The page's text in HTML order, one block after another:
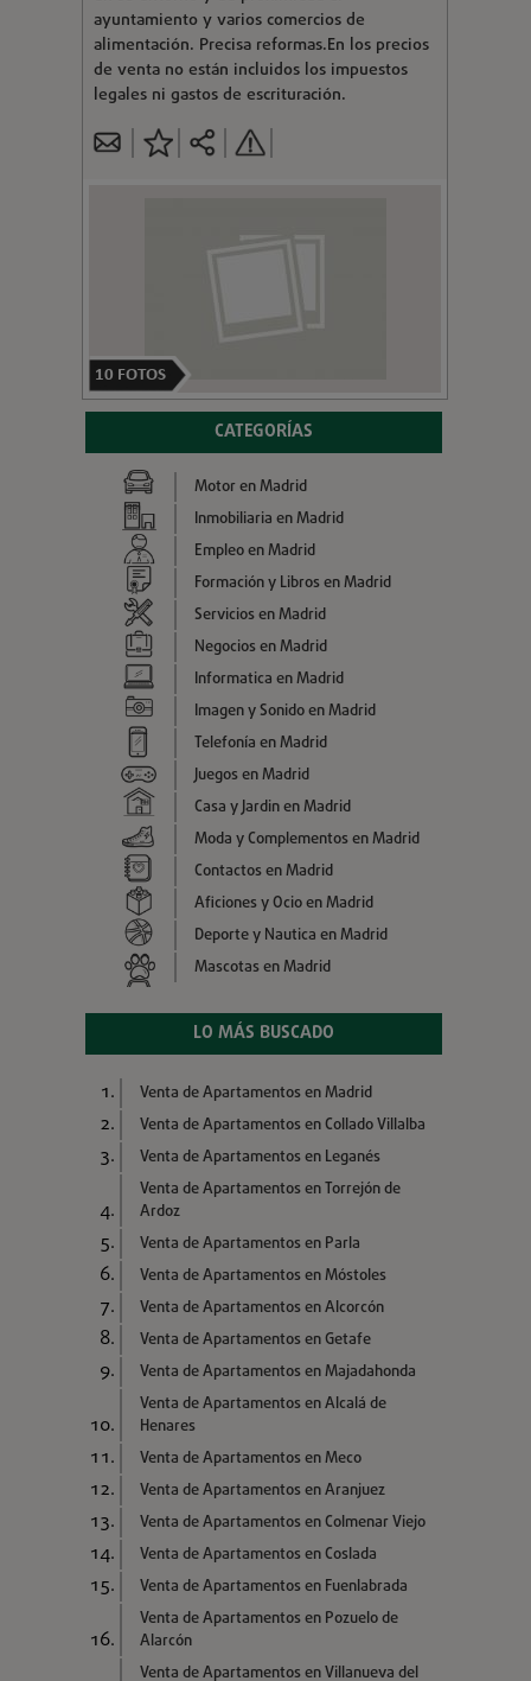
ayuntamiento y varios comercios de
alimentación. Precisa reformas.En los precios
de venta no están incluidos los impuestos
legales ni gastos de escrituración.
10 FOTOS
CATEGORÍAS
Motor en Madrid
Inmobiliaria en Madrid
Empleo en Madrid
Formación y Libros en Madrid
Servicios en Madrid
Negocios en Madrid
Informatica en Madrid
Imagen y Sonido en Madrid
Telefonía en Madrid
Juegos en Madrid
Casa y Jardin en Madrid
Moda y Complementos en Madrid
Contactos en Madrid
Aficiones y Ocio en Madrid
Deporte y Nautica en Madrid
Mascotas en Madrid
LO MÁS BUSCADO
Venta de Apartamentos en Madrid
Venta de Apartamentos en Collado Villalba
Venta de Apartamentos en Leganés
Venta de Apartamentos en Torrejón de
Ardoz
Venta de Apartamentos en Parla
Venta de Apartamentos en Móstoles
Venta de Apartamentos en Alcorcón
Venta de Apartamentos en Getafe
Venta de Apartamentos en Majadahonda
Venta de Apartamentos en Alcalá de
Henares
Venta de Apartamentos en Meco
Venta de Apartamentos en Aranjuez
Venta de Apartamentos en Colmenar Viejo
Venta de Apartamentos en Coslada
Venta de Apartamentos en Fuenlabrada
Venta de Apartamentos en Pozuelo de
Alarcón
Venta de Apartamentos en Villanueva del